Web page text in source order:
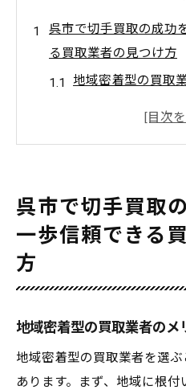
呉市で切手買取の成功
る買取業者の見つけ方
地域密着型の買取
オンライン買取業
認定証や資格を持
切手の価値を知る重要
希少性が価値に与え
切手の保存状態と
専門家による価値
呉市で切手買取
一歩信頼できる
方
地域密着型の買取業者のメ
地域密着型の買取業者を選
あります。まず、地域に根